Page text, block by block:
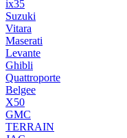
ix35
Suzuki
Vitara
Maserati
Levante
Ghibli
Quattroporte
Belgee
X50
GMC
TERRAIN